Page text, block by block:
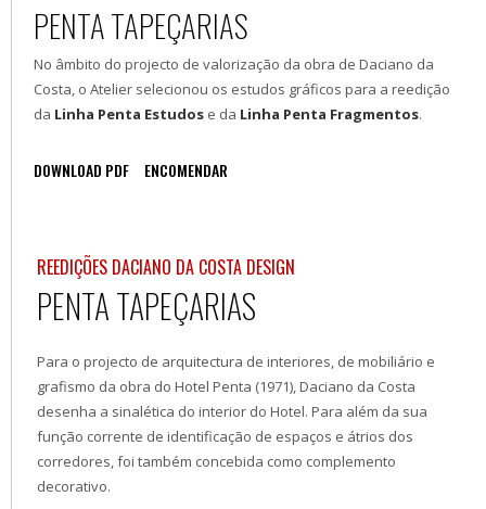
PENTA TAPEÇARIAS
No âmbito do projecto de valorização da obra de Daciano da
Costa, o Atelier selecionou os estudos gráficos para a reedição
da Linha Penta Estudos e da Linha Penta Fragmentos.
DOWNLOAD PDF ENCOMENDAR
REEDIÇÕES DACIANO DA COSTA DESIGN
PENTA TAPEÇARIAS
Para o projecto de arquitectura de interiores, de mobiliário e
grafismo da obra do Hotel Penta (1971), Daciano da Costa
desenha a sinalética do interior do Hotel. Para além da sua
função corrente de identificação de espaços e átrios dos
corredores, foi também concebida como complemento
decorativo.